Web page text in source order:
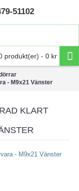
51102
produkt(er) - 0 kr
- M9x21 Vänster
KLART